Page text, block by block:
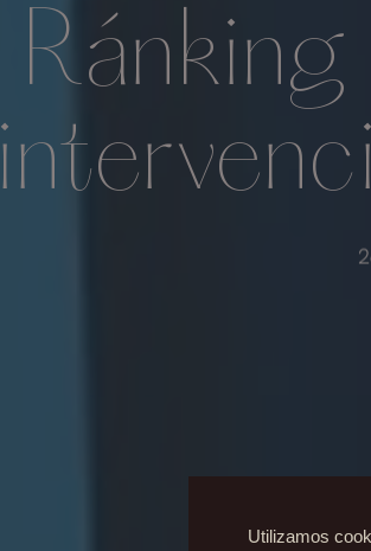
Ránking
Utilizamos